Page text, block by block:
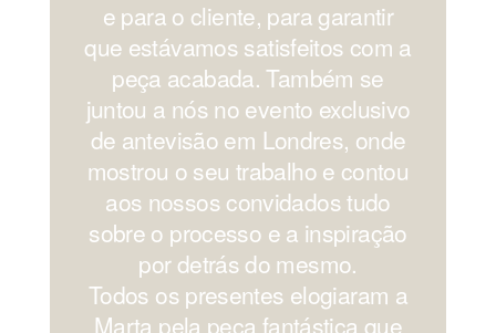
e para o cliente, para garantir
que estávamos satisfeitos com a
peça acabada. Também se
juntou a nós no evento exclusivo
de antevisão em Londres, onde
mostrou o seu trabalho e contou
aos nossos convidados tudo
sobre o processo e a inspiração
por detrás do mesmo.
Todos os presentes elogiaram a
Marta pela peça fantástica que